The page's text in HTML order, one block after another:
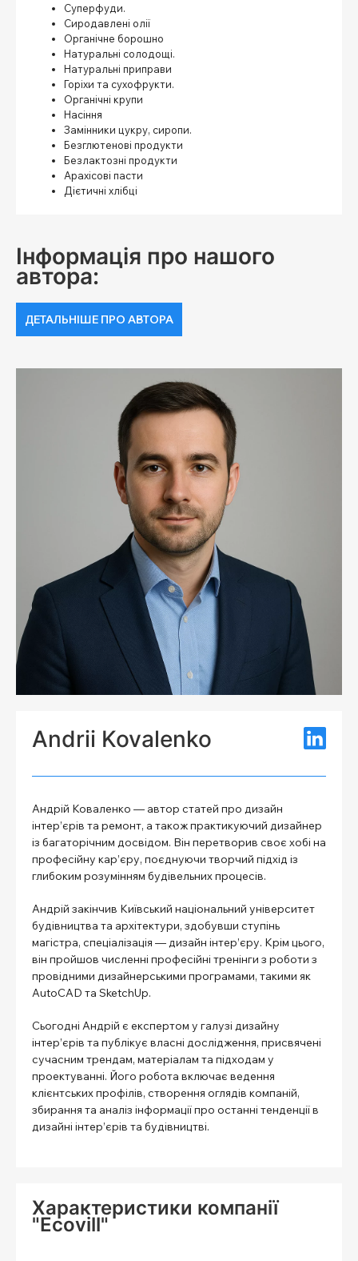
Суперфуди.
Сиродавлені олії
Органічне борошно
Натуральні солодощі.
Натуральні приправи
Горіхи та сухофрукти.
Органічні крупи
Насіння
Замінники цукру, сиропи.
Безглютенові продукти
Безлактозні продукти
Арахісові пасти
Дієтичні хлібці
Інформація про нашого
автора:
ДЕТАЛЬНІШЕ ПРО АВТОРА
Andrii Kovalenko
Андрій Коваленко — автор статей про дизайн
інтер’єрів та ремонт, а також практикуючий дизайнер
із багаторічним досвідом. Він перетворив своє хобі на
професійну кар’єру, поєднуючи творчий підхід із
глибоким розумінням будівельних процесів.
Андрій закінчив Київський національний університет
будівництва та архітектури, здобувши ступінь
магістра, спеціалізація — дизайн інтер’єру. Крім цього,
він пройшов численні професійні тренінги з роботи з
провідними дизайнерськими програмами, такими як
AutoCAD та SketchUp.
Сьогодні Андрій є експертом у галузі дизайну
інтер’єрів та публікує власні дослідження, присвячені
сучасним трендам, матеріалам та підходам у
проектуванні. Його робота включає ведення
клієнтських профілів, створення оглядів компаній,
збирання та аналіз інформації про останні тенденції в
дизайні інтер’єрів та будівництві.
Характеристики компанії
"Ecovill"